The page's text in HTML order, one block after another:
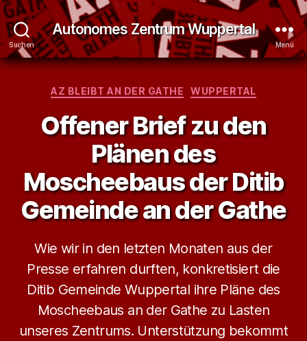
Suchen
Autonomes Zentrum Wuppertal
Menü
Kategorien
AZ BLEIBT AN DER GATHE WUPPERTAL
Offener Brief zu den
Plänen des
Moscheebaus der Ditib
Gemeinde an der Gathe
Wie wir in den letzten Monaten aus der
Presse erfahren durften, konkretisiert die
Ditib Gemeinde Wuppertal ihre Pläne des
Moscheebaus an der Gathe zu Lasten
unseres Zentrums. Unterstützung bekommt